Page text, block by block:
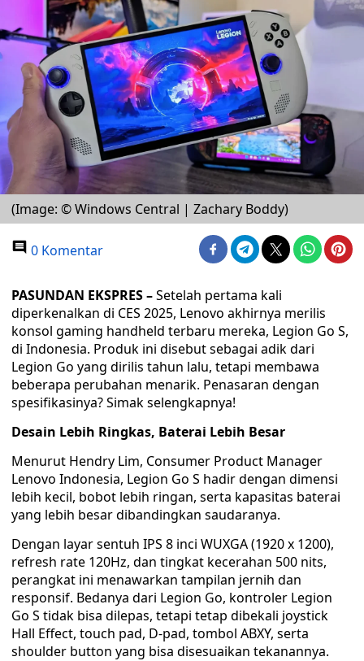
(Image: © Windows Central | Zachary Boddy)
0 Komentar
PASUNDAN EKSPRES –Setelah pertama kali
diperkenalkan di CES 2025, Lenovo akhirnya merilis
konsol gaming handheld terbaru mereka, Legion Go S,
di Indonesia. Produk ini disebut sebagai adik dari
Legion Go yang dirilis tahun lalu, tetapi membawa
beberapa perubahan menarik. Penasaran dengan
spesifikasinya? Simak selengkapnya!
Desain Lebih Ringkas, Baterai Lebih Besar
Menurut Hendry Lim, Consumer Product Manager
Lenovo Indonesia, Legion Go S hadir dengan dimensi
lebih kecil, bobot lebih ringan, serta kapasitas baterai
yang lebih besar dibandingkan saudaranya.
Dengan layar sentuh IPS 8 inci WUXGA (1920 x 1200),
refresh rate 120Hz, dan tingkat kecerahan 500 nits,
perangkat ini menawarkan tampilan jernih dan
responsif. Bedanya dari Legion Go, kontroler Legion
Go S tidak bisa dilepas, tetapi tetap dibekali joystick
Hall Effect, touch pad, D-pad, tombol ABXY, serta
shoulder button yang bisa disesuaikan tekanannya.